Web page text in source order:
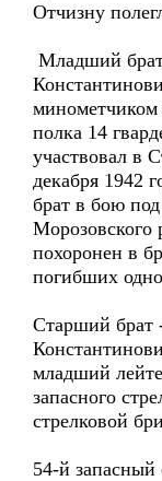
Отчизну
Младший
минометчиком
полка 14
участвовал в
декабря 1942
брат в бою
Морозовского
похоронен в
погибших
Старший брат
младший
запасного
стрелковой
54-й запасный